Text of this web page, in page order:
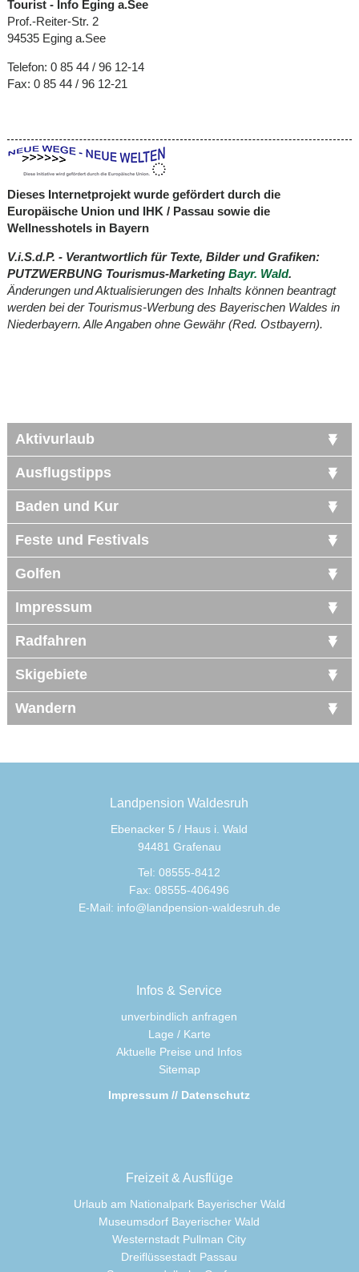
Tourist - Info Eging a.See
Prof.-Reiter-Str. 2
94535 Eging a.See
Telefon: 0 85 44 / 96 12-14
Fax: 0 85 44 / 96 12-21
Dieses Internetprojekt wurde gefördert durch die
Europäische Union und IHK / Passau sowie die
Wellnesshotels in Bayern
V.i.S.d.P. - Verantwortlich für Texte, Bilder und Grafiken:
PUTZWERBUNG Tourismus-Marketing Bayr. Wald.
Änderungen und Aktualisierungen des Inhalts können beantragt
werden bei der Tourismus-Werbung des Bayerischen Waldes in
Niederbayern. Alle Angaben ohne Gewähr (Red. Ostbayern).
Aktivurlaub
Ausflugstipps
Baden und Kur
Feste und Festivals
Golfen
Impressum
Radfahren
Skigebiete
Wandern
Landpension Waldesruh
Ebenacker 5 / Haus i. Wald
94481 Grafenau
Tel: 08555-8412
Fax: 08555-406496
E-Mail: info@landpension-waldesruh.de
Infos & Service
unverbindlich anfragen
Lage / Karte
Aktuelle Preise und Infos
Sitemap
Impressum // Datenschutz
Freizeit & Ausflüge
Urlaub am Nationalpark Bayerischer Wald
Museumsdorf Bayerischer Wald
Westernstadt Pullman City
Dreiflüssestadt Passau